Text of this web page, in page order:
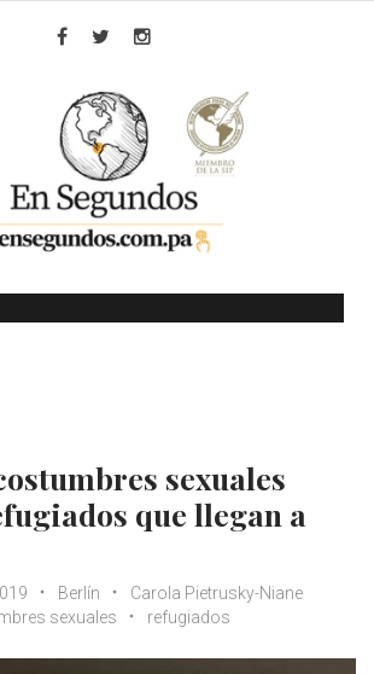
sexuales
que llegan a
Berlín
Carola Pietrusky-Niane
sexuales refugiados